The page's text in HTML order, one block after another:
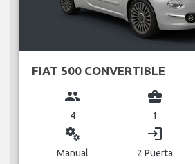
FIAT 500 CONVERTIBLE
group
4
business_center
1
miscellaneous_services
Manual
login
2 Puerta